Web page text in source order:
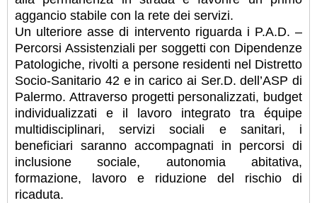
aggancio stabile con la rete dei servizi.
Un ulteriore asse di intervento riguarda i P.A.D. –
Percorsi Assistenziali per soggetti con Dipendenze
Patologiche, rivolti a persone residenti nel Distretto
Socio-Sanitario 42 e in carico ai Ser.D. dell’ASP di
Palermo. Attraverso progetti personalizzati, budget
individualizzati e il lavoro integrato tra équipe
multidisciplinari, servizi sociali e sanitari, i
beneficiari saranno accompagnati in percorsi di
inclusione sociale, autonomia abitativa,
formazione, lavoro e riduzione del rischio di
ricaduta.